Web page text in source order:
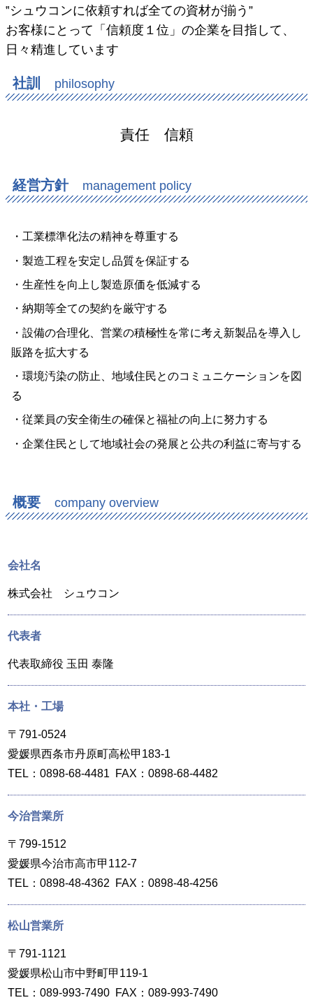
‟シュウコンに依頼すれば全ての資材が揃う”
お客様にとって「信頼度１位」の企業を目指して、
日々精進しています
社訓 philosophy
責任 信頼
経営方針 management policy
・工業標準化法の精神を尊重する
・製造工程を安定し品質を保証する
・生産性を向上し製造原価を低減する
・納期等全ての契約を厳守する
・設備の合理化、営業の積極性を常に考え新製品を導入し
販路を拡大する
・環境汚染の防止、地域住民とのコミュニケーションを図
る
・従業員の安全衛生の確保と福祉の向上に努力する
・企業住民として地域社会の発展と公共の利益に寄与する
概要 company overview
会社名
株式会社 シュウコン
代表者
代表取締役 玉田 泰隆
本社・工場
〒791-0524
愛媛県西条市丹原町高松甲183-1
TEL：0898-68-4481 FAX：0898-68-4482
今治営業所
〒799-1512
愛媛県今治市高市甲112-7
TEL：0898-48-4362 FAX：0898-48-4256
松山営業所
〒791-1121
愛媛県松山市中野町甲119-1
TEL：089-993-7490 FAX：089-993-7490